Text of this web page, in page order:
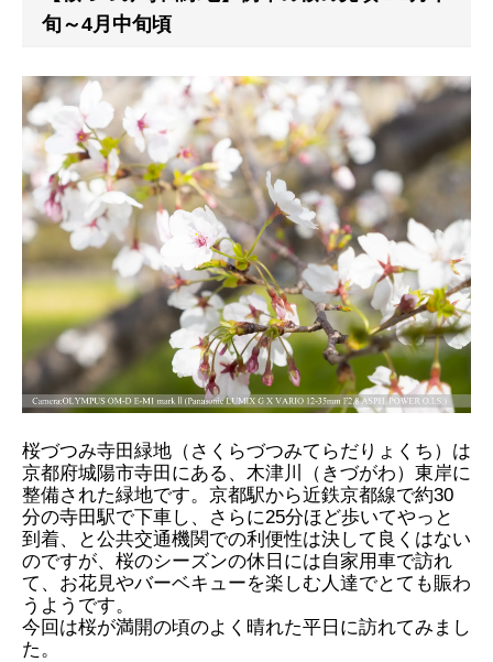
旬～4月中旬頃
桜づつみ寺田緑地（さくらづつみてらだりょくち）は
京都府城陽市寺田にある、木津川（きづがわ）東岸に
整備された緑地です。京都駅から近鉄京都線で約30
分の寺田駅で下車し、さらに25分ほど歩いてやっと
到着、と公共交通機関での利便性は決して良くはない
のですが、桜のシーズンの休日には自家用車で訪れ
て、お花見やバーベキューを楽しむ人達でとても賑わ
うようです。
今回は桜が満開の頃のよく晴れた平日に訪れてみまし
た。